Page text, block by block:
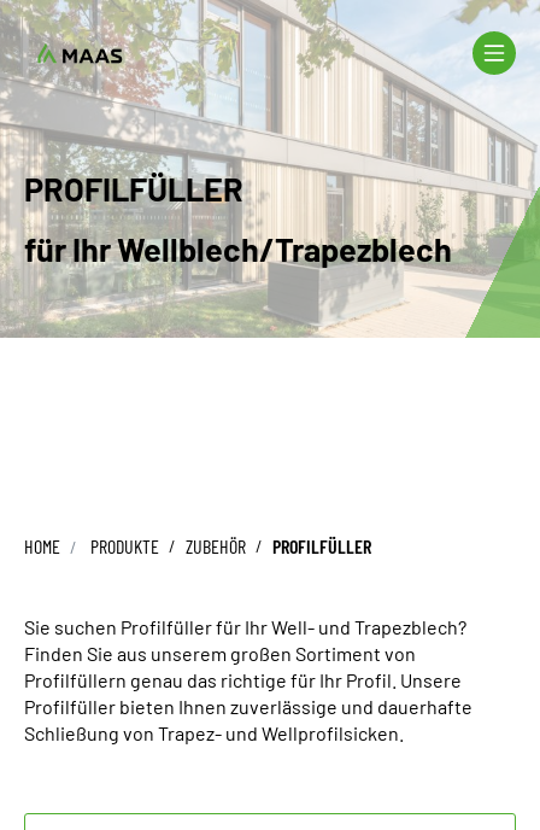
PROFILFÜLLER
für Ihr Wellblech/Trapezblech
HOME PRODUKTE / ZUBEHÖR / PROFILFÜLLER
Sie suchen Profilfüller für Ihr Well- und Trapezblech?
Finden Sie aus unserem großen Sortiment von
Profilfüllern genau das richtige für Ihr Profil. Unsere
Profilfüller bieten Ihnen zuverlässige und dauerhafte
Schließung von Trapez- und Wellprofilsicken.